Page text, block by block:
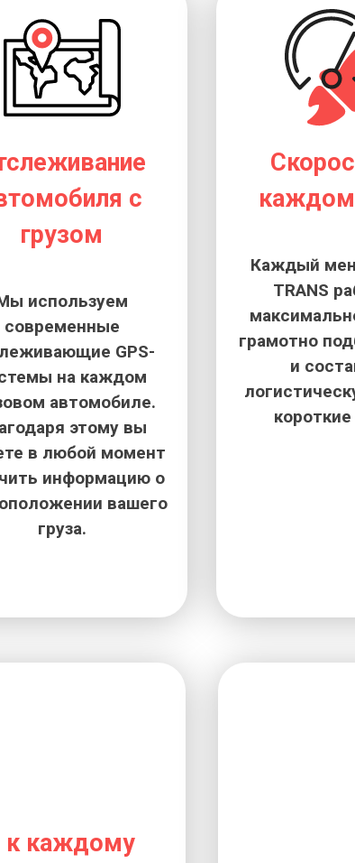
с
грузом
используем
современные
GPS-
на каждом
автомобиле.
этому вы
в любой момент
информацию о
вашего
груза.
каждом
Каждый
TRANS
грамотно
и
к каждому